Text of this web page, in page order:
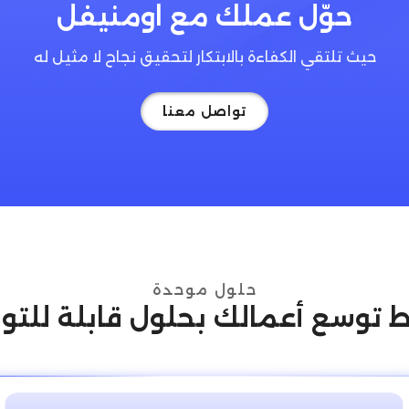
حوّل عملك مع اومنيفل
حيث تلتقي الكفاءة بالابتكار لتحقيق نجاح لا مثيل له
تواصل معنا
حلول موحدة
توسع أعمالك بحلول قابلة